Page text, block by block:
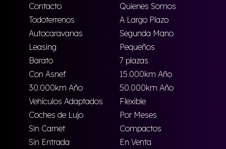
Contacto
Quienes Somos
Todoterrenos
A Largo Plazo
Autocaravanas
Segunda Mano
Leasing
Pequeños
Barato
7 plazas
Con Asnef
15.000km Año
30.000km Año
50.000km Año
Vehículos Adaptados
Flexible
Coches de Lujo
Por Meses
Sin Carnet
Compactos
Sin Entrada
En Venta